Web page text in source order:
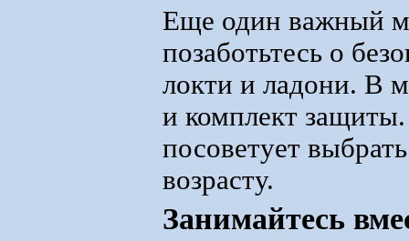
Еще один важный
позаботьтесь о
локти и ладони. В
и комплект защиты.
посоветует
возрасту.
Занимайтесь